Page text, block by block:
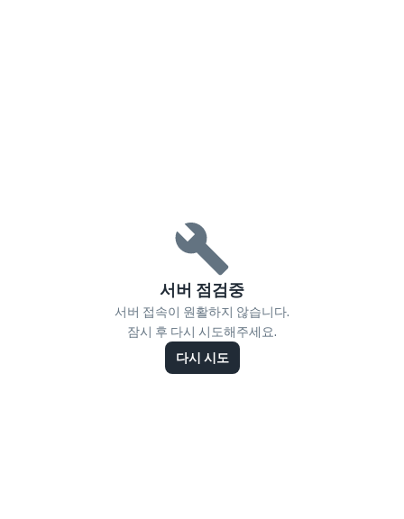
서버 점검중
서버 접속이 원활하지 않습니다.
잠시 후 다시 시도해주세요.
다시 시도